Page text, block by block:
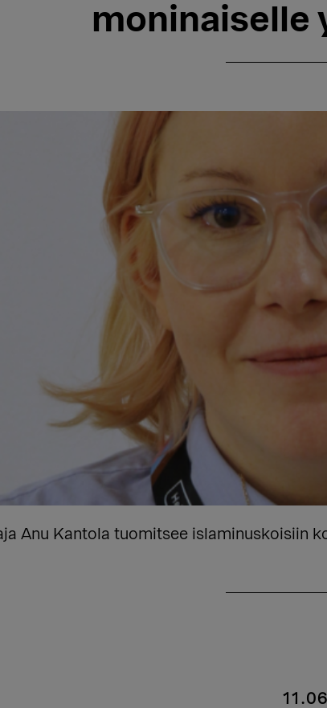
moninaiselle
Anu Kantola tuomitsee islaminuskoisiin